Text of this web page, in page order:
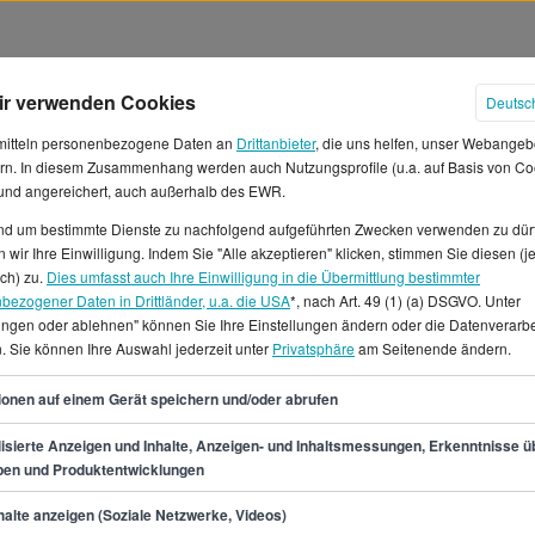
voraussichtlich bis zu
von mindestens 48.400
€. Damit verdienst du
Duisburg gibt es für den
Stellen.Unter diesen 77
du sowohl Praktika
finden.
verwenden Cookies
personenbezogene Daten an Drittanbieter, die uns helfen, unser
In diesem Zusammenhang werden auch Nutzungsprofile (u.a. auf Basis von
angereichert, auch außerhalb des EWR.
um bestimmte Dienste zu nachfolgend aufgeführten Zwecken verwenden zu
wir Ihre Einwilligung. Indem Sie "Alle akzeptieren" klicken, stimmen Sie diesen
zu. Dies umfasst auch Ihre Einwilligung in die Übermittlung bestimmter
Daten in Drittländer, u.a. die USA*, nach Art. 49 (1) (a) DSGVO. Unter
oder ablehnen" können Sie Ihre Einstellungen ändern oder die
Sie können Ihre Auswahl jederzeit unter Privatsphäream Seitenende ändern.
auf einem Gerät speichern und/oder abrufen
Anzeigen und Inhalte, Anzeigen- und Inhaltsmessungen, Erkenntnisse
und Produktentwicklungen
anzeigen (Soziale Netzwerke, Videos)